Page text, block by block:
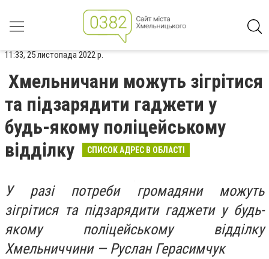
11:33, 25 листопада 2022 р.
Хмельничани можуть зігрітися
та підзарядити гаджети у
будь-якому поліцейському
відділку
СПИСОК АДРЕС В ОБЛАСТІ
У разі потреби громадяни можуть
зігрітися та підзарядити гаджети у будь-
якому поліцейському відділку
Хмельниччини — Руслан Герасимчук